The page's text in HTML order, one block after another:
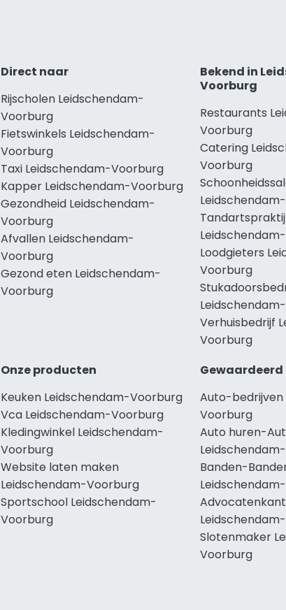
Direct naar
Rijscholen Leidschendam-
Voorburg
Fietswinkels Leidschendam-
Voorburg
Taxi Leidschendam-Voorburg
Kapper Leidschendam-Voorburg
Gezondheid Leidschendam-
Voorburg
Afvallen Leidschendam-
Voorburg
Gezond eten Leidschendam-
Voorburg
Bekend in
Voorburg
Restaurants
Voorburg
Catering
Voorburg
Loodgieters
Voorburg
Verhuisbedrijf
Voorburg
Onze producten
Keuken Leidschendam-Voorburg
Vca Leidschendam-Voorburg
Kledingwinkel Leidschendam-
Voorburg
Website laten maken
Leidschendam-Voorburg
Sportschool Leidschendam-
Voorburg
Gewaardeerd
Auto-bedrijven
Voorburg
Auto huren-
Banden-
Slotenmaker
Voorburg